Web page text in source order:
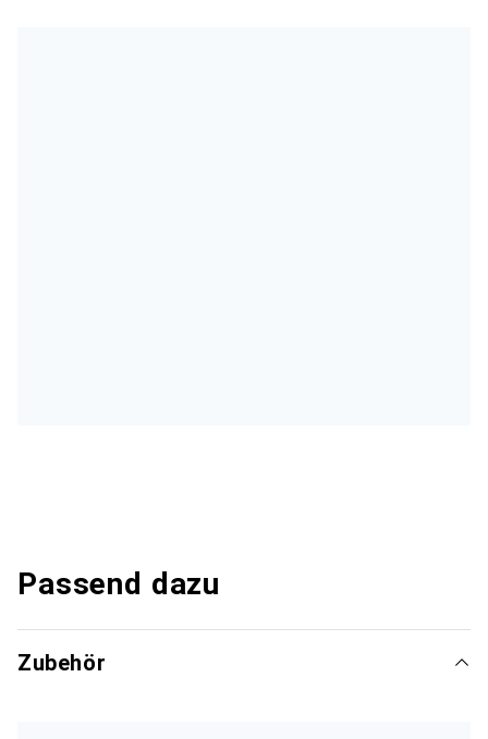
Passend dazu
Zubehör